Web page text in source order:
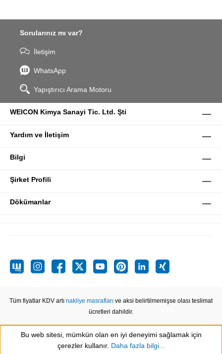
Sorularınız mı var?
İletişim
WhatsApp
Yapıştırıcı Arama Motoru
WEICON Kimya Sanayi Tic. Ltd. Şti
Yardım ve İletişim
Bilgi
Şirket Profili
Dökümanlar
Tüm fiyatlar KDV artı nakliye masrafları ve aksi belirtilmemişse olası teslimat
ücretleri dahildir.
Show toolbar
Bu web sitesi, mümkün olan en iyi deneyimi sağlamak için
çerezler kullanır. Daha fazla bilgi...